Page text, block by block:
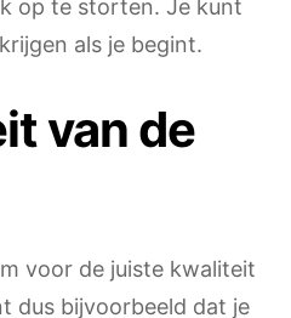
op te storten. Je kunt
als je begint.
van de
voor de juiste kwaliteit
dus bijvoorbeeld dat je